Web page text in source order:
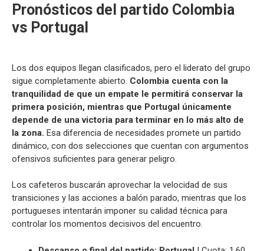
Pronósticos del partido Colombia
vs Portugal
Los dos equipos llegan clasificados, pero el liderato del grupo
sigue completamente abierto. Colombia cuenta con la
tranquilidad de que un empate le permitirá conservar la
primera posición, mientras que Portugal únicamente
depende de una victoria para terminar en lo más alto de
la zona. Esa diferencia de necesidades promete un partido
dinámico, con dos selecciones que cuentan con argumentos
ofensivos suficientes para generar peligro.
Los cafeteros buscarán aprovechar la velocidad de sus
transiciones y las acciones a balón parado, mientras que los
portugueses intentarán imponer su calidad técnica para
controlar los momentos decisivos del encuentro.